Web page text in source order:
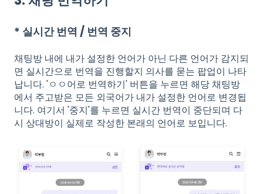
* 실시간 번역 / 번역 중지
채팅방 내에 내가 설정한 언어가 아닌 다른 언어가 감지되
면 실시간으로 번역을 진행할지 의사를 묻는 팝업이 나타
납니다. 'ㅇㅇ어로 번역하기' 버튼을 누르면 해당 채팅방
에서 주고받은 모든 외국어가 내가 설정한 언어로 변경됩
니다. 여기서 '중지'를 누르면 실시간 번역이 중단되며 다
시 상대방이 실제로 작성한 본래의 언어로 보입니다.